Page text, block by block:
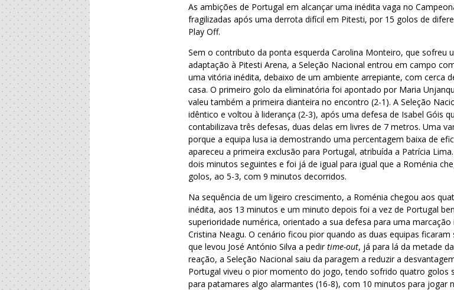
As ambições de Portugal em alcançar uma inédita vaga no
fragilizadas após uma derrota difícil em Pitesti, por 15 golos de
Play Off.
Sem o contributo da ponta esquerda Carolina Monteiro, que sofreu
adaptação à Pitesti Arena, a Seleção Nacional entrou em campo
uma vitória inédita, debaixo de um ambiente arrepiante, com cerca
casa. O primeiro golo da eliminatória foi apontado por Maria
valeu também a primeira dianteira no encontro (2-1). A Seleção
idêntico e voltou à liderança (2-3), após uma defesa de Isabel Góis
contabilizava três defesas, duas delas em livres de 7 metros. Uma
porque a equipa lusa ia demostrando uma percentagem baixa de
apareceu a primeira exclusão para Portugal, atribuída a Patrícia
dois minutos seguintes e foi já de igual para igual que a Roménia
golos, ao 5-3, com 9 minutos decorridos.
Na sequência de um ligeiro crescimento, a Roménia chegou aos
inédita, aos 13 minutos e um minuto depois foi a vez de Portugal
superioridade numérica, orientado a sua defesa para uma
Cristina Neagu. O cenário ficou pior quando as duas equipas
que levou José António Silva a pedirtime-out, já para lá da metade
reação, a Seleção Nacional saiu da paragem a reduzir a
Portugal viveu o pior momento do jogo, tendo sofrido quatro golos
para patamares algo alarmantes (16-8), com 10 minutos para jogar